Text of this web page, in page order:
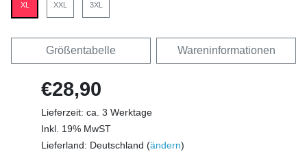
XL XXL 3XL
Größentabelle Wareninformationen
€28,90
Lieferzeit: ca. 3 Werktage
Inkl. 19% MwST
Lieferland: Deutschland (ändern)